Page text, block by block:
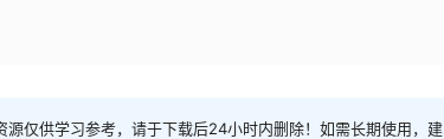
仅供学习参考，请于下载后24小时内删除！如需长期使用，建